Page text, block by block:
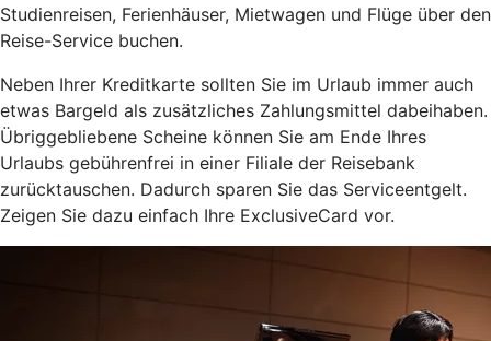
Studienreisen, Ferienhäuser, Mietwagen und Flüge über den
Reise-Service buchen.
Neben Ihrer Kreditkarte sollten Sie im Urlaub immer auch
etwas Bargeld als zusätzliches Zahlungsmittel dabeihaben.
Übriggebliebene Scheine können Sie am Ende Ihres
Urlaubs gebührenfrei in einer Filiale der Reisebank
zurücktauschen. Dadurch sparen Sie das Serviceentgelt.
Zeigen Sie dazu einfach Ihre ExclusiveCard vor.